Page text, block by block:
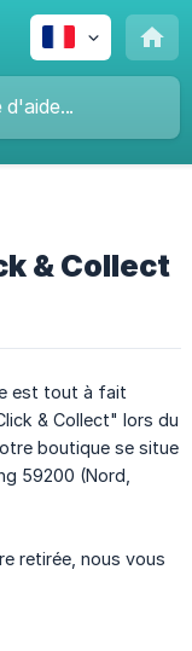
& Collect
est tout à fait
& Collect" lors du
boutique se situe
59200 (Nord,
retirée, nous vous